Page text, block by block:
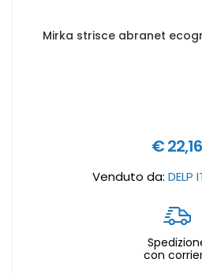
Mirka strisce abranet
€ 22,16
Venduto da: DELP
con